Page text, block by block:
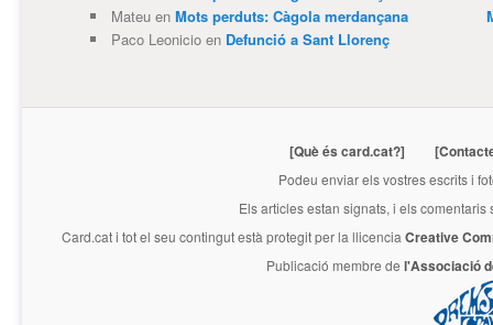
Mateuen Mots perduts: Càgola merdançana
Paco Leonicioen Defunció a Sant Llorenç
[Què és card.cat?]
Podeu enviar els vostres escrits i
Els articles estan signats, i els
Card.cati tot el seu contingut està protegit per la llicencia Creative
Publicació membre de l'Associació